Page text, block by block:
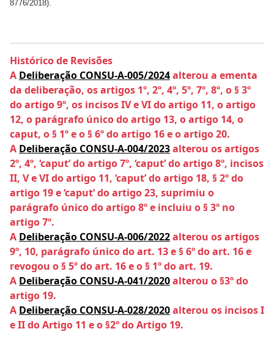
8776/2018).
Histórico de Revisões
A Deliberação CONSU-A-005/2024alterou a ementa
da deliberação, os artigos 1º, 2º, 4º, 5º, 7º, 8º, o § 3º
do artigo 9º, os incisos IV e VI do artigo 11, o artigo
12, o parágrafo único do artigo 13, o artigo 14, o
caput, o § 1º e o § 6º do artigo 16 e o artigo 20.
A Deliberação CONSU-A-004/2023alterou os artigos
2º, 4º, ‘caput’ do artigo 7º, ‘caput’ do artigo 8º, incisos
II, V e VI do artigo 11, ‘caput’ do artigo 18, § 2º do
artigo 19 e ‘caput’ do artigo 23, suprimiu o
parágrafo único do artigo 8º e incluiu o § 3º no
artigo 7º.
A Deliberação CONSU-A-006/2022alterou os artigos
9º, 10, parágrafo único do art. 13 e § 6º do art. 16 e
revogou o § 5º do art. 16 e o § 1º do art. 19.
A Deliberação CONSU-A-041/2020alterou o §3º do
artigo 19.
A Deliberação CONSU-A-028/2020alterou os incisos I
e II do Artigo 11 e o §2º do Artigo 19.